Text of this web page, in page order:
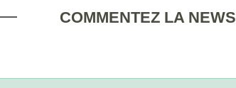
COMMENTEZ LA NEWS